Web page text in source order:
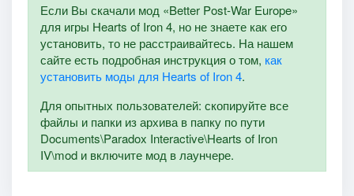
Если Вы скачали мод «Better Post-War Europe»
для игры Hearts of Iron 4, но не знаете как его
установить, то не расстраивайтесь. На нашем
сайте есть подробная инструкция о том, как
установить моды для Hearts of Iron 4.
Для опытных пользователей: скопируйте все
файлы и папки из архива в папку по пути
Documents\Paradox Interactive\Hearts of Iron
IV\mod и включите мод в лаунчере.